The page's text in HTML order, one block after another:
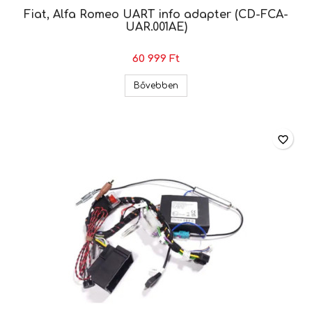
Fiat, Alfa Romeo UART info adapter (CD-FCA-
UAR.001AE)
60 999 Ft
Bővebben
favorite_border